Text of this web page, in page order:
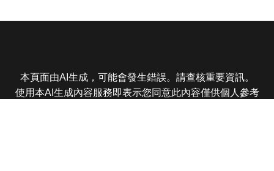
本頁面由AI生成，可能會發生錯誤。請查核重要資訊。
使用本AI生成內容服務即表示您同意此內容僅供個人參考